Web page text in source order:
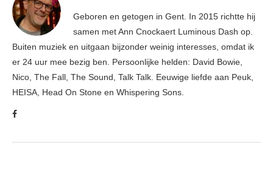
Geboren en getogen in Gent. In 2015 richtte hij
samen met Ann Cnockaert Luminous Dash op.
Buiten muziek en uitgaan bijzonder weinig interesses, omdat ik
er 24 uur mee bezig ben. Persoonlijke helden: David Bowie,
Nico, The Fall, The Sound, Talk Talk. Eeuwige liefde aan Peuk,
HEISA, Head On Stone en Whispering Sons.